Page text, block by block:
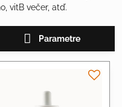
vitB večer, atď.
Parametre